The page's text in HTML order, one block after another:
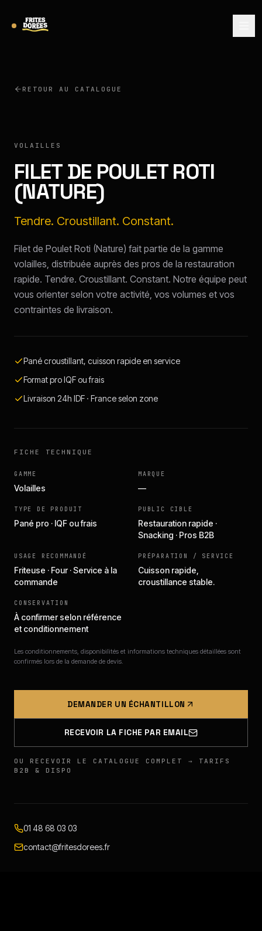
RETOUR AU CATALOGUE
VOLAILLES
FILET DE POULET ROTI
(NATURE)
Tendre. Croustillant. Constant.
Filet de Poulet Roti (Nature) fait partie de la gamme
volailles, distribuée auprès des pros de la restauration
rapide. Tendre. Croustillant. Constant. Notre équipe peut
vous orienter selon votre activité, vos volumes et vos
contraintes de livraison.
Pané croustillant, cuisson rapide en service
Format pro IQF ou frais
Livraison 24h IDF · France selon zone
FICHE TECHNIQUE
GAMME
Volailles
MARQUE
—
TYPE DE PRODUIT
Pané pro · IQF ou frais
PUBLIC CIBLE
Restauration rapide ·
Snacking · Pros B2B
USAGE RECOMMANDÉ
Friteuse · Four · Service à la
commande
PRÉPARATION / SERVICE
Cuisson rapide,
croustillance stable.
CONSERVATION
À confirmer selon référence
et conditionnement
Les conditionnements, disponibilités et informations techniques détaillées sont
confirmés lors de la demande de devis.
DEMANDER UN ÉCHANTILLON
RECEVOIR LA FICHE PAR EMAIL
OU RECEVOIR LE CATALOGUE COMPLET → TARIFS
B2B & DISPO
01 48 68 03 03
contact@fritesdorees.fr